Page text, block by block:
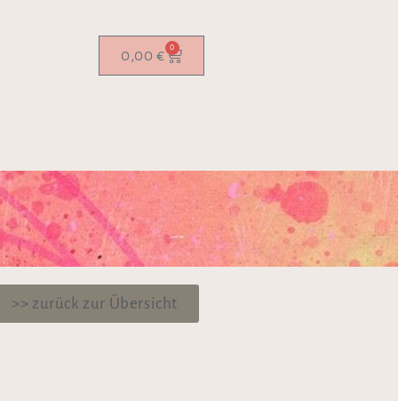
0,00 € 0
>> zurück zur Übersicht